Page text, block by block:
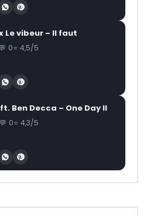
Le vibeur – Il faut
0 4,5/5
Ben Decca – One Day II
0 4,3/5